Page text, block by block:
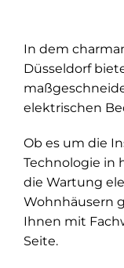
In dem
Düsseldorf
elektrischen
Ob es um die
Technologie in
die Wartung
Wohnhäusern
Ihnen mit
Seite.